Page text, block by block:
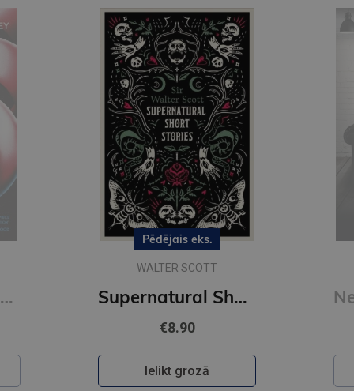
Brave New World (Vintage Classics) (xs)
Pēdējais eks.
WALTER SCOTT
Supernatural Short Stories : Tales of Murder and Letters on Demonology and Witchcraf (Alma Classics)
€8.90
Ielikt grozā